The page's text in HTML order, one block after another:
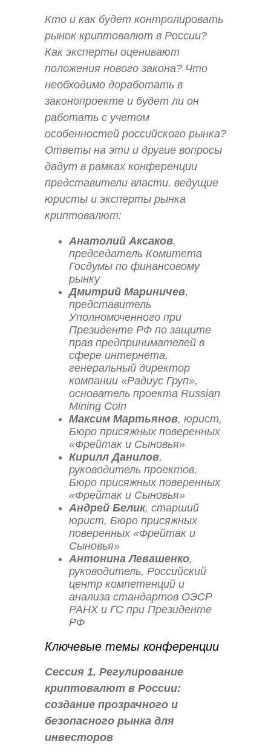
Кто и как будет контролировать
рынок криптовалют в России?
Как эксперты оценивают
положения нового закона? Что
необходимо доработать в
законопроекте и будет ли он
работать с учетом
особенностей российского рынка?
Ответы на эти и другие вопросы
дадут в рамках конференции
представители власти, ведущие
юристы и эксперты рынка
криптовалют:
Анатолий Аксаков,
председатель Комитета
Госдумы по финансовому
рынку
Дмитрий Мариничев,
представитель
Уполномоченного при
Президенте РФ по защите
прав предпринимателей в
сфере интернета,
генеральный директор
компании «Радиус Груп»,
основатель проекта Russian
Mining Coin
Максим Мартьянов, юрист,
Бюро присяжных поверенных
«Фрейтак и Сыновья»
Кирилл Данилов,
руководитель проектов,
Бюро присяжных поверенных
«Фрейтак и Сыновья»
Андрей Белик, старший
юрист, Бюро присяжных
поверенных «Фрейтак и
Сыновья»
Антонина Левашенко,
руководитель, Российский
центр компетенций и
анализа стандартов ОЭСР
РАНХ и ГС при Президенте
РФ
Ключевые темы конференции
Сессия 1. Регулирование
криптовалют в России:
создание прозрачного и
безопасного рынка для
инвесторов